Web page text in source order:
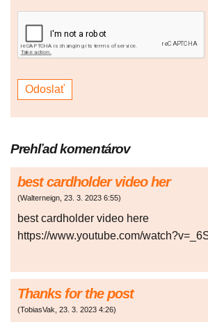
Prehľad komentárov
best cardholder video her
(Walterneign, 23. 3. 2023 6:55)
best cardholder video here
https://www.youtube.com/
Thanks for the post
(TobiasVak, 23. 3. 2023 4:26)